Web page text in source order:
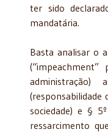
ter sido
mandatária.
Basta analisar o
(responsabilidade
sociedade) e §
ressarcimento